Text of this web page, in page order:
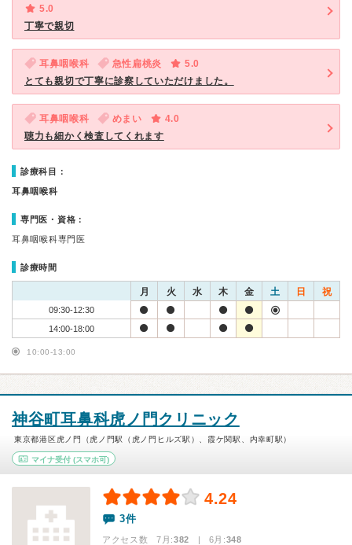
5.0
丁寧で親切
耳鼻咽喉科 急性扁桃炎
5.0
とても親切で丁寧に診察していただけました。
耳鼻咽喉科 めまい
4.0
聴力も細かく検査してくれます
診療科目：
耳鼻咽喉科
専門医・資格：
耳鼻咽喉科専門医
診療時間
月 火 水 木 金 土 日 祝
09:30-12:30
14:00-18:00
10:00-13:00
神谷町耳鼻科虎ノ門クリニック
東京都港区虎ノ門（虎ノ門駅（虎ノ門ヒルズ駅）、霞ケ関駅、内幸町駅）
マイナ受付 (スマホ可)
4.24
3件
アクセス数 7月:382 | 6月:348